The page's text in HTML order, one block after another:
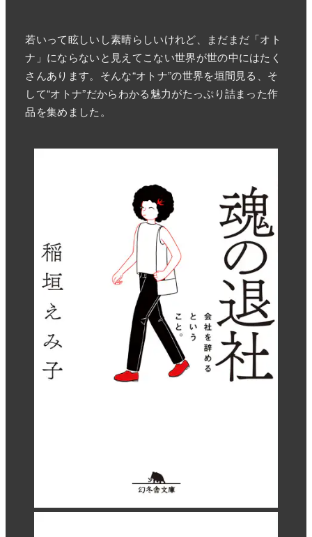
若いって眩しいし素晴らしいけれど、まだまだ「オト
ナ」にならないと見えてこない世界が世の中にはたく
さんあります。そんな“オトナ”の世界を垣間見る、そ
して“オトナ”だからわかる魅力がたっぷり詰まった作
品を集めました。